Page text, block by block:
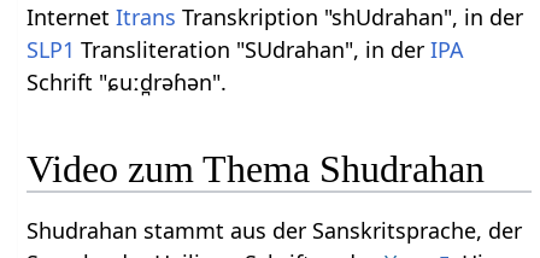
InternetItrans Transkription "shUdrahan", in der
SLP1 Transliteration "SUdrahan", in derIPA
Schrift "ɕuːd̪rəɦən".
Video zum Thema Shudrahan
Shudrahan stammt aus der Sanskritsprache, der